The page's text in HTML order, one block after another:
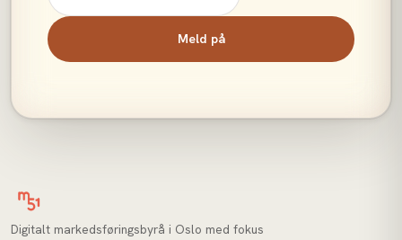
Meld på
Digitalt markedsføringsbyrå i Oslo med fokus